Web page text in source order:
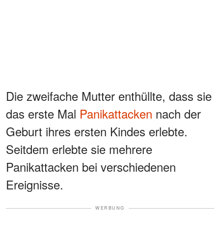
Die zweifache Mutter enthüllte, dass sie
das erste Mal Panikattacken nach der
Geburt ihres ersten Kindes erlebte.
Seitdem erlebte sie mehrere
Panikattacken bei verschiedenen
Ereignisse.
WERBUNG